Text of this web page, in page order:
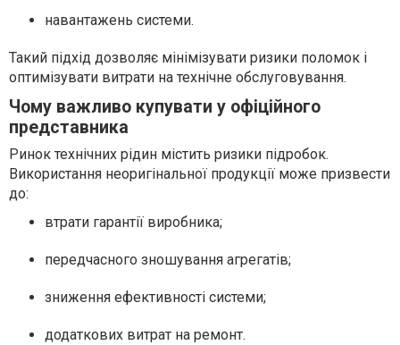
навантажень системи.
Такий підхід дозволяє мінімізувати ризики поломок і
оптимізувати витрати на технічне обслуговування.
Чому важливо купувати у офіційного
представника
Ринок технічних рідин містить ризики підробок.
Використання неоригінальної продукції може призвести
до:
втрати гарантії виробника;
передчасного зношування агрегатів;
зниження ефективності системи;
додаткових витрат на ремонт.